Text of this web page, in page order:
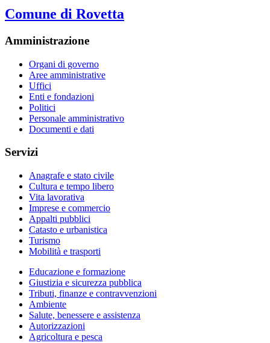
Comune di Rovetta
Amministrazione
Organi di governo
Aree amministrative
Uffici
Enti e fondazioni
Politici
Personale amministrativo
Documenti e dati
Servizi
Anagrafe e stato civile
Cultura e tempo libero
Vita lavorativa
Imprese e commercio
Appalti pubblici
Catasto e urbanistica
Turismo
Mobilità e trasporti
Educazione e formazione
Giustizia e sicurezza pubblica
Tributi, finanze e contravvenzioni
Ambiente
Salute, benessere e assistenza
Autorizzazioni
Agricoltura e pesca